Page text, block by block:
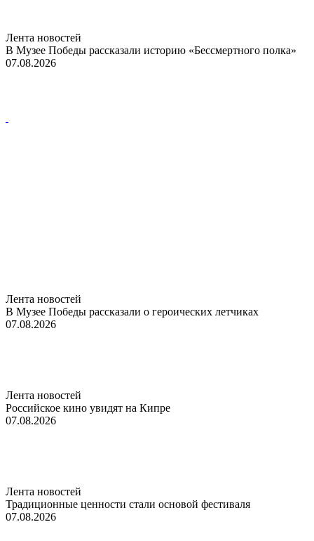
Лента новостей
В Музее Победы рассказали историю «Бессмертного полка»
07.08.2026
Лента новостей
В Музее Победы рассказали о героических летчиках
07.08.2026
Лента новостей
Российское кино увидят на Кипре
07.08.2026
Лента новостей
Традиционные ценности стали основой фестиваля
07.08.2026